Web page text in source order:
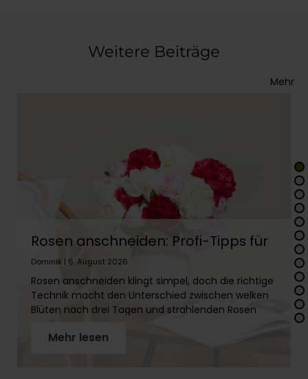
Weitere Beiträge
Mehr
Rosen anschneiden: Profi-Tipps für
lange Frische
Dominik | 6. August 2026
Rosen anschneiden klingt simpel, doch die richtige
Technik macht den Unterschied zwischen welken
Blüten nach drei Tagen und strahlenden Rosen
Schritt für Schritt, wie Du Rosenstiele richtig
Mehr lesen